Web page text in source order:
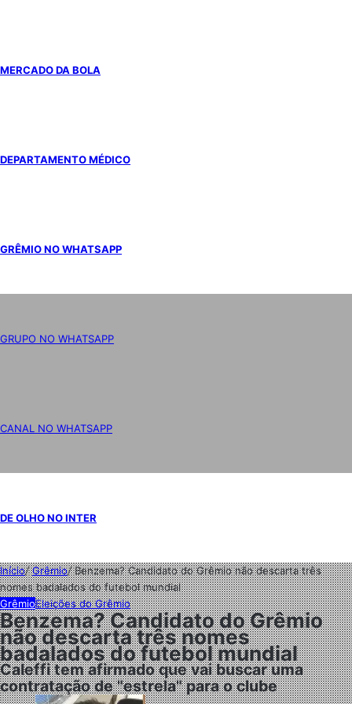
MERCADO DA BOLA
DEPARTAMENTO MÉDICO
GRÊMIO NO WHATSAPP
GRUPO NO WHATSAPP
CANAL NO WHATSAPP
DE OLHO NO INTER
Início/Grêmio/Benzema? Candidato do Grêmio não descarta três
nomes badalados do futebol mundial
GrêmioEleições do Grêmio
Benzema? Candidato do Grêmio
não descarta três nomes
badalados do futebol mundial
Caleffi tem afirmado que vai buscar uma
contratação de "estrela" para o clube